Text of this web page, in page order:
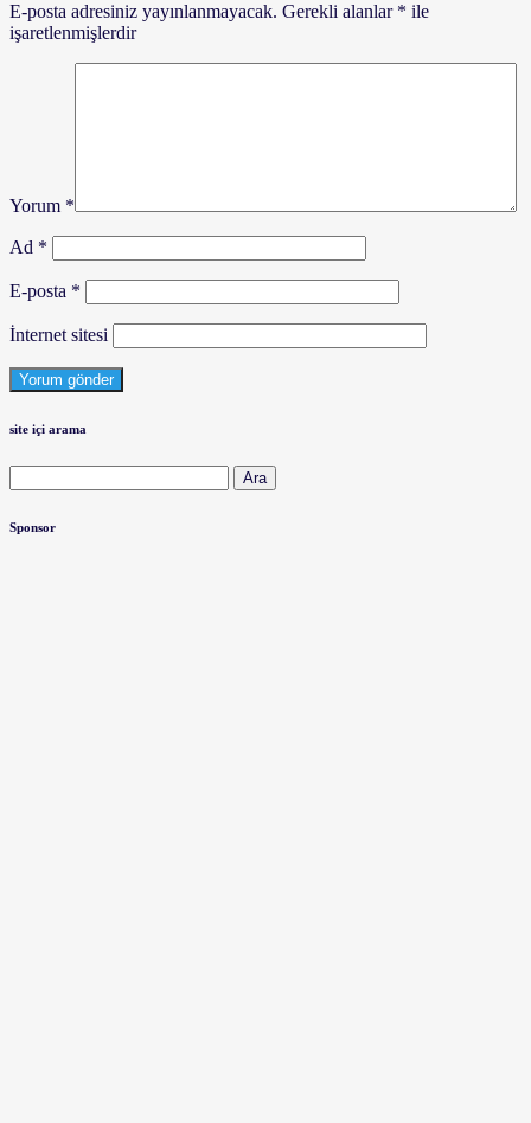
E-posta adresiniz yayınlanmayacak. Gerekli alanlar * ile
işaretlenmişlerdir
Yorum *
Ad *
E-posta *
İnternet sitesi
site içi arama
Sponsor